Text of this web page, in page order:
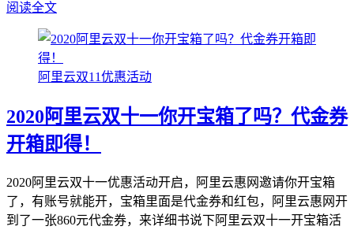
阅读全文
阿里云双11优惠活动
2020阿里云双十一你开宝箱了吗？代金券
开箱即得！
2020阿里云双十一优惠活动开启，阿里云惠网邀请你开宝箱
了，有账号就能开，宝箱里面是代金券和红包，阿里云惠网开
到了一张860元代金券，来详细书说下阿里云双十一开宝箱活